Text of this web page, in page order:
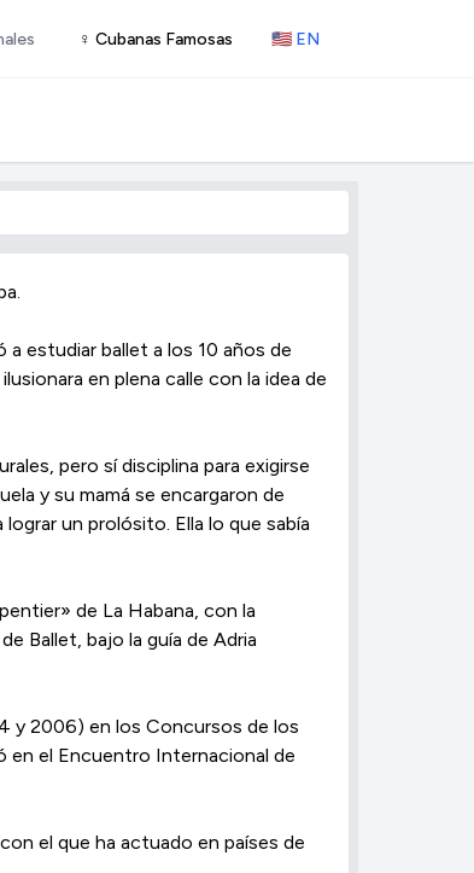
♀ Cubanas Famosas 🇺🇸 EN
a estudiar ballet a los 10 años de
en plena calle con la idea de
pero sí disciplina para exigirse
y su mamá se encargaron de
un prolósito. Ella lo que sabía
de La Habana, con la
Ballet, bajo la guía de Adria
y 2006) en los Concursos de los
en el Encuentro Internacional de
el que ha actuado en países de